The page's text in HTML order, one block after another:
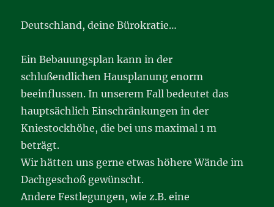
Deutschland, deine Bürokratie…
Ein Bebauungsplan kann in der
schlußendlichen Hausplanung enorm
beeinflussen. In unserem Fall bedeutet das
hauptsächlich Einschränkungen in der
Kniestockhöhe, die bei uns maximal 1 m
beträgt.
Wir hätten uns gerne etwas höhere Wände im
Dachgeschoß gewünscht.
Andere Festlegungen, wie z.B. eine